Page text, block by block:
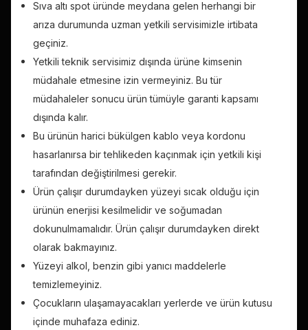
Sıva altı spot üründe meydana gelen herhangi bir
arıza durumunda uzman yetkili servisimizle irtibata
geçiniz.
Yetkili teknik servisimiz dışında ürüne kimsenin
müdahale etmesine izin vermeyiniz. Bu tür
müdahaleler sonucu ürün tümüyle garanti kapsamı
dışında kalır.
Bu ürünün harici bükülgen kablo veya kordonu
hasarlanırsa bir tehlikeden kaçınmak için yetkili kişi
tarafından değiştirilmesi gerekir.
Ürün çalışır durumdayken yüzeyi sıcak olduğu için
ürünün enerjisi kesilmelidir ve soğumadan
dokunulmamalıdır. Ürün çalışır durumdayken direkt
olarak bakmayınız.
Yüzeyi alkol, benzin gibi yanıcı maddelerle
temizlemeyiniz.
Çocukların ulaşamayacakları yerlerde ve ürün kutusu
içinde muhafaza ediniz.